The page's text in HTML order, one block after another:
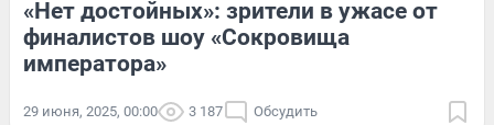
«Нет достойных»: зрители в ужасе от
финалистов шоу «Сокровища
императора»
29 июня, 2025, 00:00 3 187 Обсудить